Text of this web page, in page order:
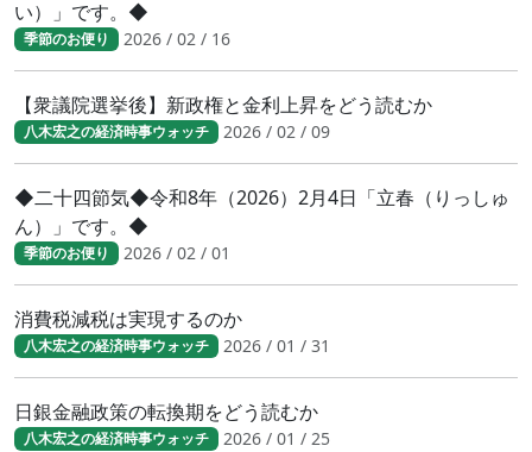
い）」です。◆
季節のお便り 2026 / 02 / 16
【衆議院選挙後】新政権と金利上昇をどう読むか
八木宏之の経済時事ウォッチ 2026 / 02 / 09
◆二十四節気◆令和8年（2026）2月4日「立春（りっしゅ
ん）」です。◆
季節のお便り 2026 / 02 / 01
消費税減税は実現するのか
八木宏之の経済時事ウォッチ 2026 / 01 / 31
日銀金融政策の転換期をどう読むか
八木宏之の経済時事ウォッチ 2026 / 01 / 25